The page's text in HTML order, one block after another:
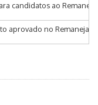
candidatos ao
aprovado no